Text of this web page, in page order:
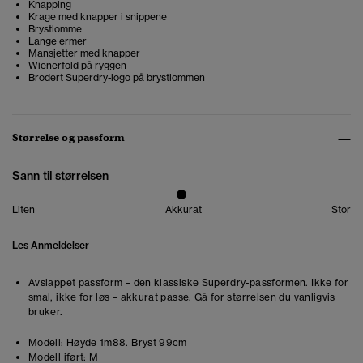
Knapping
Krage med knapper i snippene
Brystlomme
Lange ermer
Mansjetter med knapper
Wienerfold på ryggen
Brodert Superdry-logo på brystlommen
Størrelse og passform
Sann til størrelsen
Liten Akkurat Stor
Les Anmeldelser
Avslappet passform – den klassiske Superdry-passformen. Ikke for
smal, ikke for løs – akkurat passe. Gå for størrelsen du vanligvis
bruker.
Modell: Høyde 1m88. Bryst 99cm
Modell iført: M